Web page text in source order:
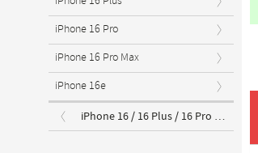
iPhone 16 Pro
iPhone 16 Pro Max
iPhone 16e
iPhone 16 / 16 Plus / 16 Pro / 16e